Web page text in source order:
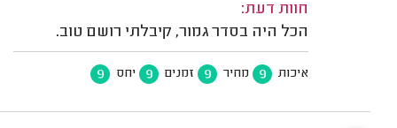
חוות דעת:
הכל היה בסדר גמור, קיבלתי רושם טוב.
איכות 9 מחיר 9 זמנים 9 יחס 9